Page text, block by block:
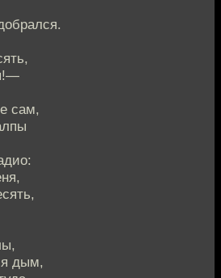
сам,
дым,